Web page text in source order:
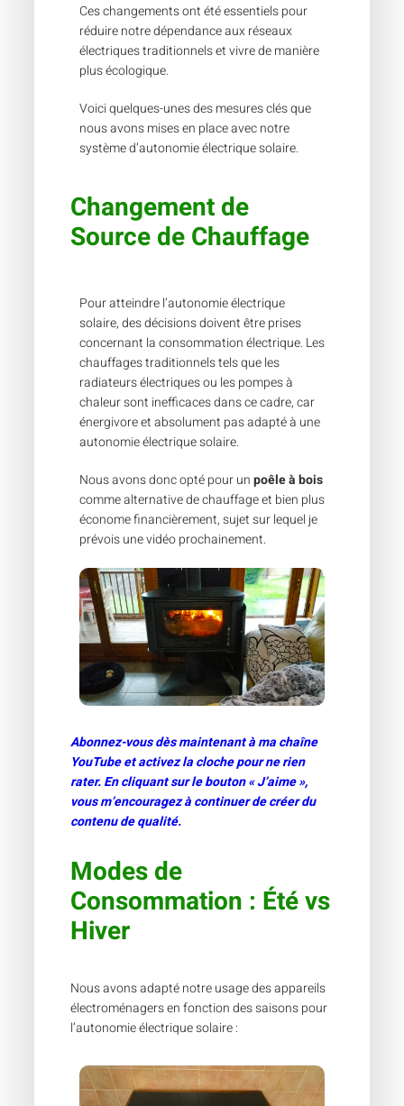
Ces changements ont été essentiels pour
réduire notre dépendance aux réseaux
électriques traditionnels et vivre de manière
plus écologique.
Voici quelques-unes des mesures clés que
nous avons mises en place avec notre
système d’autonomie électrique solaire.
Changement de
Source de Chauffage
Pour atteindre l’autonomie électrique
solaire, des décisions doivent être prises
concernant la consommation électrique. Les
chauffages traditionnels tels que les
radiateurs électriques ou les pompes à
chaleur sont inefficaces dans ce cadre, car
énergivore et absolument pas adapté à une
autonomie électrique solaire.
Nous avons donc opté pour unpoêle à bois
comme alternative de chauffage et bien plus
économe financièrement, sujet sur lequel je
prévois une vidéo prochainement.
Abonnez-vous dès maintenant à ma chaîne
YouTube et activez la cloche pour ne rien
rater. En cliquant sur le bouton « J’aime »,
vous m’encouragez à continuer de créer du
contenu de qualité.
Modes de
Consommation : Été vs
Hiver
Nous avons adapté notre usage des appareils
électroménagers en fonction des saisons pour
l’autonomie électrique solaire :